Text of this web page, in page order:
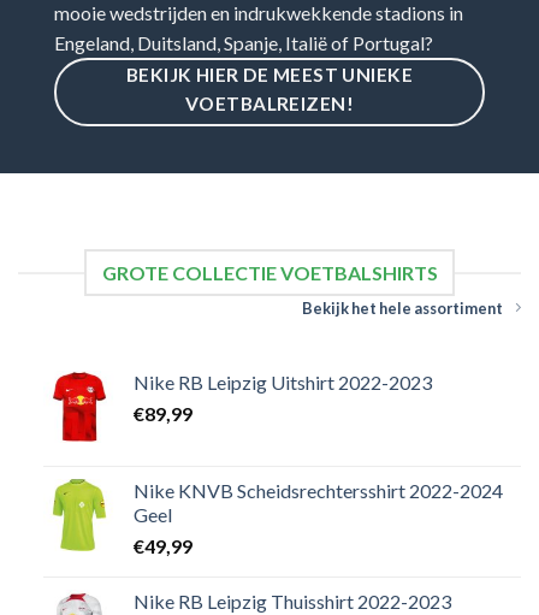
mooie wedstrijden en indrukwekkende stadions in
Engeland, Duitsland, Spanje, Italië of Portugal?
BEKIJK HIER DE MEEST UNIEKE
VOETBALREIZEN!
GROTE COLLECTIE VOETBALSHIRTS
Bekijk het hele assortiment
Nike RB Leipzig Uitshirt 2022-2023
€89,99
Nike KNVB Scheidsrechtersshirt 2022-2024
Geel
€49,99
Nike RB Leipzig Thuisshirt 2022-2023